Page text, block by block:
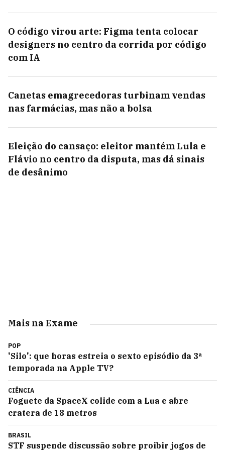
O código virou arte: Figma tenta colocar
designers no centro da corrida por código
com IA
Canetas emagrecedoras turbinam vendas
nas farmácias, mas não a bolsa
Eleição do cansaço: eleitor mantém Lula e
Flávio no centro da disputa, mas dá sinais
de desânimo
Mais na Exame
POP
'Silo': que horas estreia o sexto episódio da 3ª
temporada na Apple TV?
CIÊNCIA
Foguete da SpaceX colide com a Lua e abre
cratera de 18 metros
BRASIL
STF suspende discussão sobre proibir jogos de